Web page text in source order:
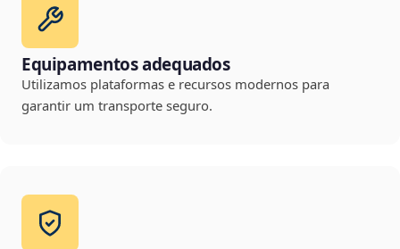
Equipamentos adequados
Utilizamos plataformas e recursos modernos para
garantir um transporte seguro.